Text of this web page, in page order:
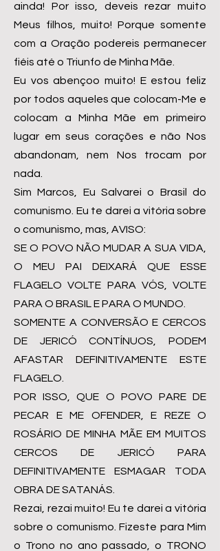
ainda! Por isso, deveis rezar muito
Meus filhos, muito! Porque somente
com a Oração podereis permanecer
fiéis até o Triunfo de Minha Mãe.
Eu vos abençoo muito! E estou feliz
por todos aqueles que colocam-Me e
colocam a Minha Mãe em primeiro
lugar em seus corações e não Nos
abandonam, nem Nos trocam por
nada.
Sim Marcos, Eu Salvarei o Brasil do
comunismo. Eu te darei a vitória sobre
o comunismo, mas, AVISO:
SE O POVO NÃO MUDAR A SUA VIDA,
O MEU PAI DEIXARÁ QUE ESSE
FLAGELO VOLTE PARA VÓS, VOLTE
PARA O BRASIL E PARA O MUNDO.
SOMENTE A CONVERSÃO E CERCOS
DE JERICÓ CONTÍNUOS, PODEM
AFASTAR DEFINITIVAMENTE ESTE
FLAGELO.
POR ISSO, QUE O POVO PARE DE
PECAR E ME OFENDER, E REZE O
ROSÁRIO DE MINHA MÃE EM MUITOS
CERCOS DE JERICÓ PARA
DEFINITIVAMENTE ESMAGAR TODA
OBRA DE SATANÁS.
Rezai, rezai muito! Eu te darei a vitória
sobre o comunismo. Fizeste para Mim
o Trono no ano passado, o TRONO